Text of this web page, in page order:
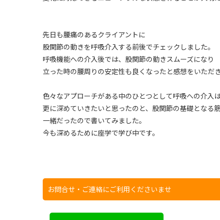
先日も腰痛のあるクライアントに
股関節の動きを呼吸介入する前後でチェックしました。
呼吸機能への介入後では、股関節の動きスムーズになり
立った時の腰周りの安定性も良くなったと感想をいただき
色々なアプローチがある中のひとつとして呼吸への介入
更に深めていきたいと思ったのと、股関節の基礎となる
一緒だったので書いてみました。
今も深めるために座学で学び中です。
お問合せ・ご連絡にご利用くださいませ